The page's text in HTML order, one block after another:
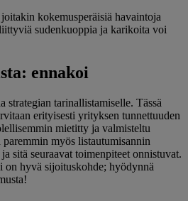
kokemusperäisiä havaintoja
sudenkuoppia ja karikoita voi
ennakoi
strategian tarinallistamiselle. Tässä
erityisesti yrityksen tunnettuuden
mietitty ja valmisteltu
myös listautumisannin
sitä seuraavat toimenpiteet onnistuvat.
hyvä sijoituskohde; hyödynnä